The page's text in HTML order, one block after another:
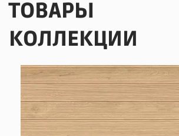
ТОВАРЫ
КОЛЛЕКЦИИ